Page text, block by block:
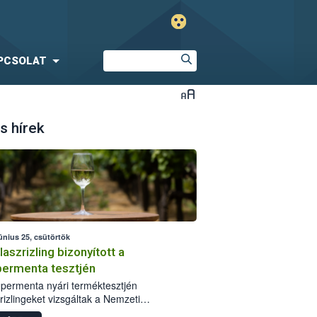
hírek
25, csütörtök
bizonyított a
tesztjén
nyári terméktesztjén
vizsgáltak a Nemzeti
biztonsági Hivatal (Nébih)